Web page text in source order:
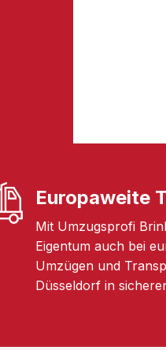
Europaweite
Mit Umzugsprofi
Eigentum auch bei
Umzügen und
Düsseldorf in